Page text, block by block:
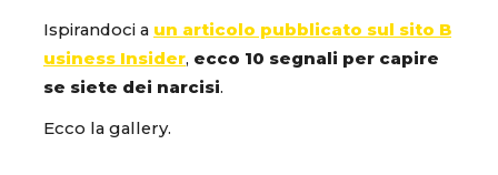
Ispirandoci a un articolo pubblicato sul sito B
usiness Insider, ecco 10 segnali per capire
se siete dei narcisi.
Ecco la gallery.